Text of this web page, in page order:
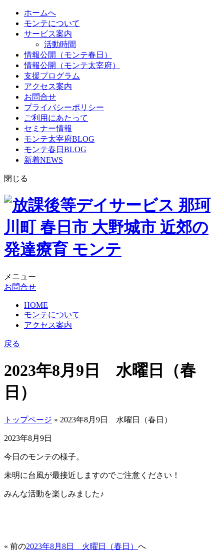
ホームへ
モンテについて
サービス案内
活動時間
情報公開（モンテ春日）
情報公開（モンテ太宰府）
支援プログラム
アクセス案内
お問合せ
プライバシーポリシー
ご利用にあたって
セミナー情報
モンテ太宰府BLOG
モンテ春日BLOG
新着NEWS
閉じる
メニュー
お問合せ
HOME
モンテについて
アクセス案内
戻る
2023年8月9日 水曜日（春
日）
トップページ » 2023年8月9日 水曜日（春日）
2023年8月9日
今日のモンテの様子。
未明に台風が最接近しますのでご注意ください！
みんな活動を楽しみました♪
« 前の2023年8月8日 火曜日（春日） へ